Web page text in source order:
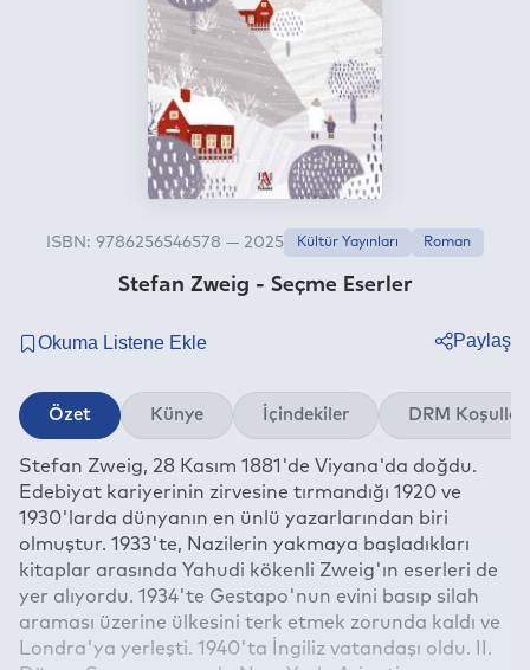
Anlaşmalı Yayınevleri
Stefan Zweig - Seçme Eserler
ISBN: 9786256546578 — 2025 Kültür Yayınları Roman
Paylaş
Twitter
Linkedin
Whatsapp
E-mail
Özet Künye İçindekiler DRM Koşulları
Stefan Zweig, 28 Kasım 1881'de Viyana'da doğdu.
Edebiyat kariyerinin zirvesine tırmandığı 1920 ve
1930'larda dünyanın en ünlü yazarlarından biri
olmuştur. 1933'te, Nazilerin yakmaya başladıkları
kitaplar arasında Yahudi kökenli Zweig'ın eserleri de
yer alıyordu. 1934'te Gestapo'nun evini basıp silah
araması üzerine ülkesini terk etmek zorunda kaldı ve
Londra'ya yerleşti. 1940'ta İngiliz vatandaşı oldu. II.